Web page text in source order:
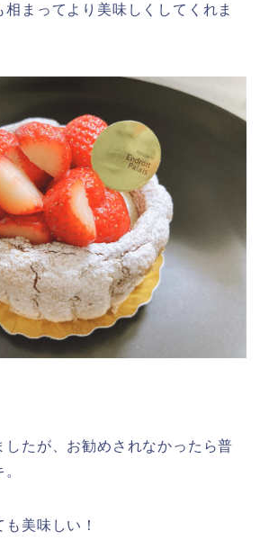
相まってより美味しくしてくれま
したが、お勧めされなかったら普
美味しい！